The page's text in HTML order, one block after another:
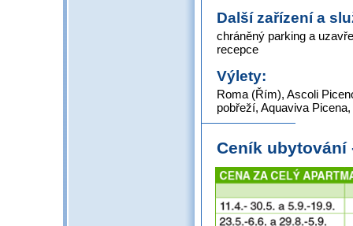
Další zařízení a
chráněný parking a
recepce
Výlety:
Roma (Řím), Ascoli
pobřeží, Aquaviva
Ceník